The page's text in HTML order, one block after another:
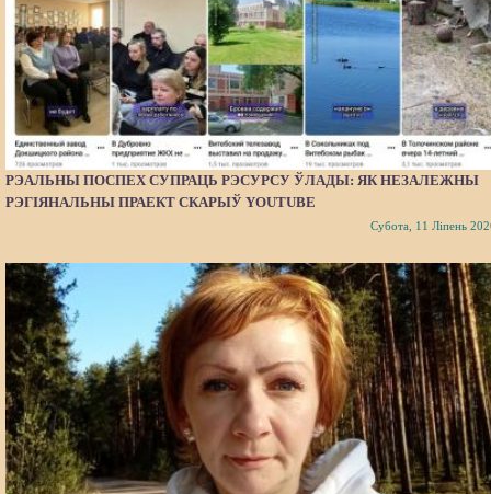
РЭАЛЬНЫ ПОСПЕХ СУПРАЦЬ РЭСУРСУ ЎЛАДЫ: ЯК НЕЗАЛЕЖНЫ
РЭГІЯНАЛЬНЫ ПРАЕКТ СКАРЫЎ YOUTUBE
Субота, 11 Ліпень